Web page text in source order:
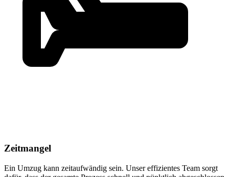
Zeitmangel
Ein Umzug kann zeitaufwändig sein. Unser effizientes Team sorgt